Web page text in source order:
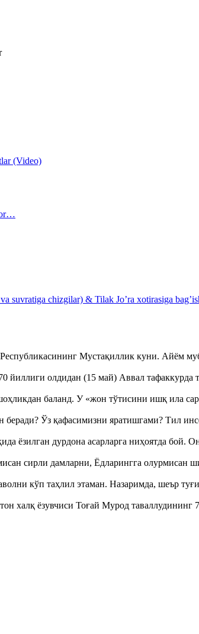
(Video)
suvratiga chizgilar) & Tilak Jo’ra xotirasiga
Республикасининг Мустақиллик куни. Айём
олдидан (15 май) Аввал тафаккурда
баланд. У «жон тўтисини ишқ ила
беради? Ўз қафасимизни яратишгами? Тил
ёзилган дурдона асарларга ниҳоятда
сирли дамларни, Ёдларингга
кўп таҳлил этаман. Назаримда, шеър
халқ ёзувчиси Тоғай Мурод